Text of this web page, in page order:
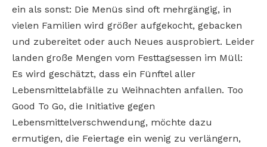
ein als sonst: Die Menüs sind oft mehrgängig, in
vielen Familien wird größer aufgekocht, gebacken
und zubereitet oder auch Neues ausprobiert. Leider
landen große Mengen vom Festtagsessen im Müll:
Es wird geschätzt, dass ein Fünftel aller
Lebensmittelabfälle zu Weihnachten anfallen. Too
Good To Go, die Initiative gegen
Lebensmittelverschwendung, möchte dazu
ermutigen, die Feiertage ein wenig zu verlängern,